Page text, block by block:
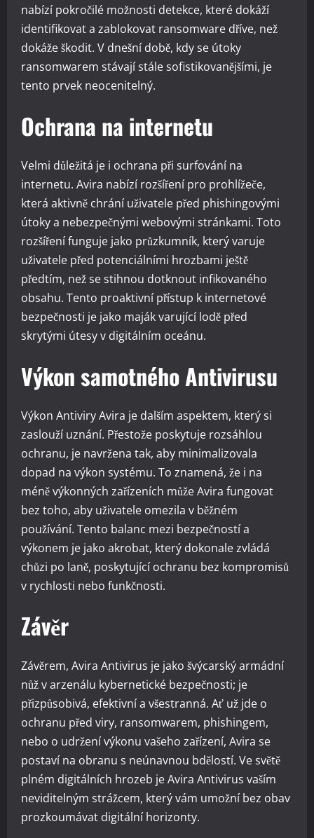
nabízí pokročilé možnosti detekce, které dokáží
identifikovat a zablokovat ransomware dříve, než
dokáže škodit. V dnešní době, kdy se útoky
ransomwarem stávají stále sofistikovanějšími, je
tento prvek neocenitelný.
Ochrana na internetu
Velmi důležitá je i ochrana při surfování na
internetu. Avira nabízí rozšíření pro prohlížeče,
která aktivně chrání uživatele před phishingovými
útoky a nebezpečnými webovými stránkami. Toto
rozšíření funguje jako průzkumník, který varuje
uživatele před potenciálními hrozbami ještě
předtím, než se stihnou dotknout infikovaného
obsahu. Tento proaktivní přístup k internetové
bezpečnosti je jako maják varující lodě před
skrytými útesy v digitálním oceánu.
Výkon samotného Antivirusu
Výkon Antiviry Avira je dalším aspektem, který si
zaslouží uznání. Přestože poskytuje rozsáhlou
ochranu, je navržena tak, aby minimalizovala
dopad na výkon systému. To znamená, že i na
méně výkonných zařízeních může Avira fungovat
bez toho, aby uživatele omezila v běžném
používání. Tento balanc mezi bezpečností a
výkonem je jako akrobat, který dokonale zvládá
chůzi po laně, poskytující ochranu bez kompromisů
v rychlosti nebo funkčnosti.
Závěr
Závěrem, Avira Antivirus je jako švýcarský armádní
nůž v arzenálu kybernetické bezpečnosti; je
přizpůsobivá, efektivní a všestranná. Ať už jde o
ochranu před viry, ransomwarem, phishingem,
nebo o udržení výkonu vašeho zařízení, Avira se
postaví na obranu s neúnavnou bdělostí. Ve světě
plném digitálních hrozeb je Avira Antivirus vaším
neviditelným strážcem, který vám umožní bez obav
prozkoumávat digitální horizonty.